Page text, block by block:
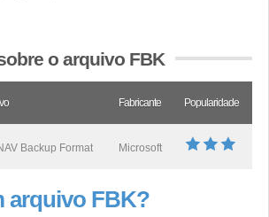
o arquivo FBK
Fabricante Popularidade
Backup Format Microsoft
arquivo FBK?